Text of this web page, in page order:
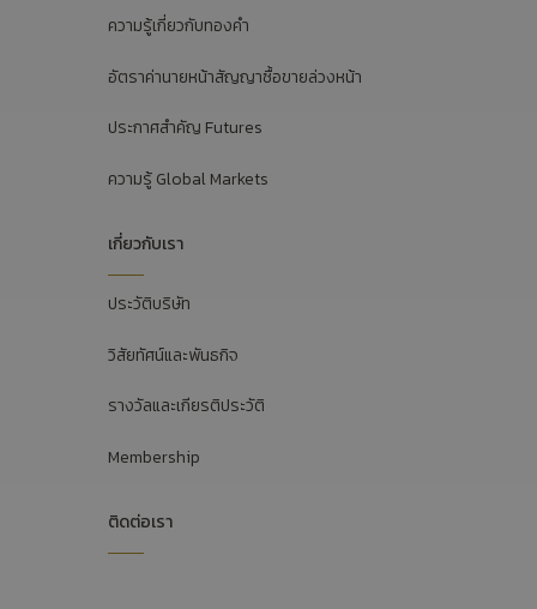
ความรู้เกี่ยวกับทองคำ
อัตราค่านายหน้าสัญญาซื้อขายล่วงหน้า
ประกาศสำคัญ Futures
ความรู้ Global Markets
เกี่ยวกับเรา
ประวัติบริษัท
วิสัยทัศน์และพันธกิจ
รางวัลและเกียรติประวัติ
Membership
ติดต่อเรา